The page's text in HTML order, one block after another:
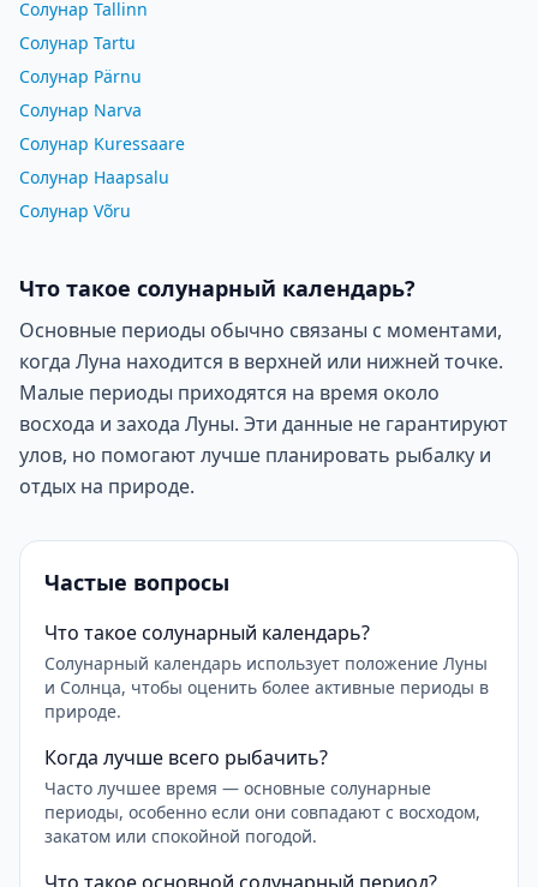
Солунар Tallinn
Солунар Tartu
Солунар Pärnu
Солунар Narva
Солунар Kuressaare
Солунар Haapsalu
Солунар Võru
Что такое солунарный календарь?
Основные периоды обычно связаны с моментами,
когда Луна находится в верхней или нижней точке.
Малые периоды приходятся на время около
восхода и захода Луны. Эти данные не гарантируют
улов, но помогают лучше планировать рыбалку и
отдых на природе.
Частые вопросы
Что такое солунарный календарь?
Солунарный календарь использует положение Луны
и Солнца, чтобы оценить более активные периоды в
природе.
Когда лучше всего рыбачить?
Часто лучшее время — основные солунарные
периоды, особенно если они совпадают с восходом,
закатом или спокойной погодой.